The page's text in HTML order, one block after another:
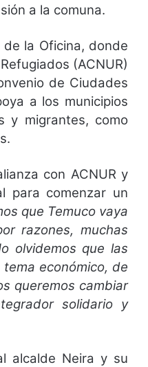
a la comuna.
la Oficina, donde
(ACNUR)
de Ciudades
a los municipios
y migrantes, como
con ACNUR y
para comenzar un
que Temuco vaya
razones, muchas
olvidemos que las
económico, de
queremos cambiar
solidario y
alcalde Neira y su